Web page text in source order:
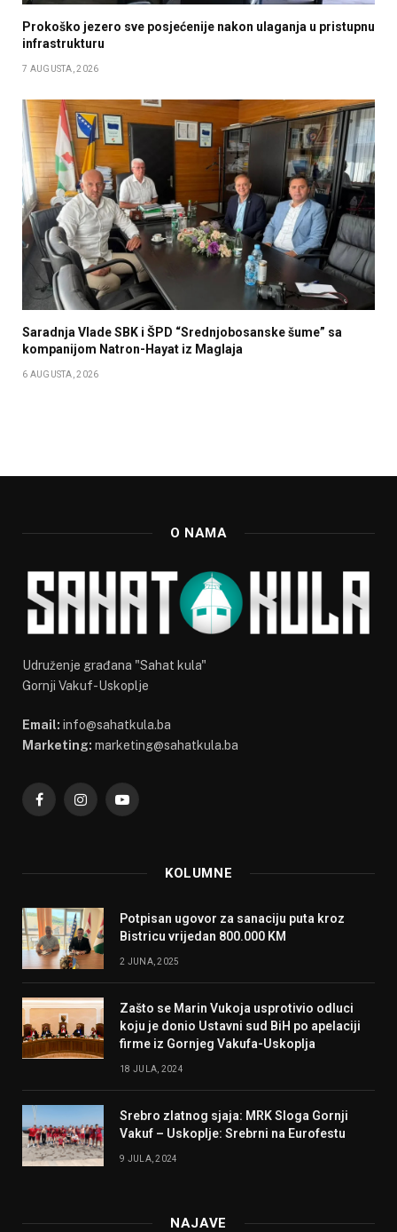
Prokoško jezero sve posjećenije nakon ulaganja u pristupnu
infrastrukturu
7 AUGUSTA, 2026
Saradnja Vlade SBK i ŠPD “Srednjobosanske šume” sa
kompanijom Natron-Hayat iz Maglaja
6 AUGUSTA, 2026
O NAMA
Udruženje građana "Sahat kula"
Gornji Vakuf-Uskoplje
Email: info@sahatkula.ba
Marketing: marketing@sahatkula.ba
FacebookInstagramYouTube
KOLUMNE
Potpisan ugovor za sanaciju puta kroz
Bistricu vrijedan 800.000 KM
2 JUNA, 2025
Zašto se Marin Vukoja usprotivio odluci
koju je donio Ustavni sud BiH po apelaciji
firme iz Gornjeg Vakufa-Uskoplja
18 JULA, 2024
Srebro zlatnog sjaja: MRK Sloga Gornji
Vakuf – Uskoplje: Srebrni na Eurofestu
9 JULA, 2024
NAJAVE